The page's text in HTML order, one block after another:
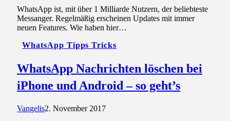
WhatsApp ist, mit über 1 Milliarde Nutzern, der beliebteste
Messanger. Regelmäßig erscheinen Updates mit immer
neuen Features. Wie haben hier…
WhatsApp Tipps Tricks
WhatsApp Nachrichten löschen bei
iPhone und Android – so geht’s
Vangelis2. November 2017